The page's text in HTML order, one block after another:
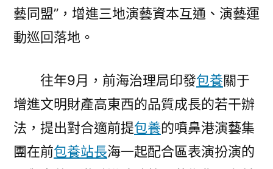
藝同盟”，增進三地演藝資本互通、演藝運
動巡回落地。
往年9月，前海治理局印發包養關于
增進文明財產高東西的品質成長的若干辦
法，提出對合適前提包養的噴鼻港演藝集
團在前包養站長海一起配合區表演扮演的